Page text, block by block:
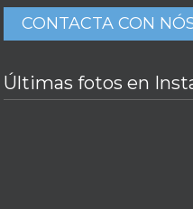
CONTACTA CON
Últimas fotos en